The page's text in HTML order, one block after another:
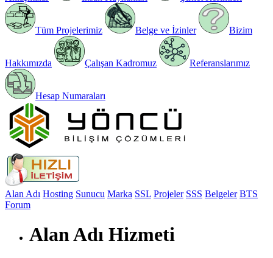
Tüm Projelerimiz Belge ve İzinler Bizim
Hakkımızda Çalışan Kadromuz Referanslarımız
Hesap Numaraları
Alan Adı Hosting Sunucu Marka SSL Projeler SSS Belgeler BTS
Forum
Alan Adı Hizmeti